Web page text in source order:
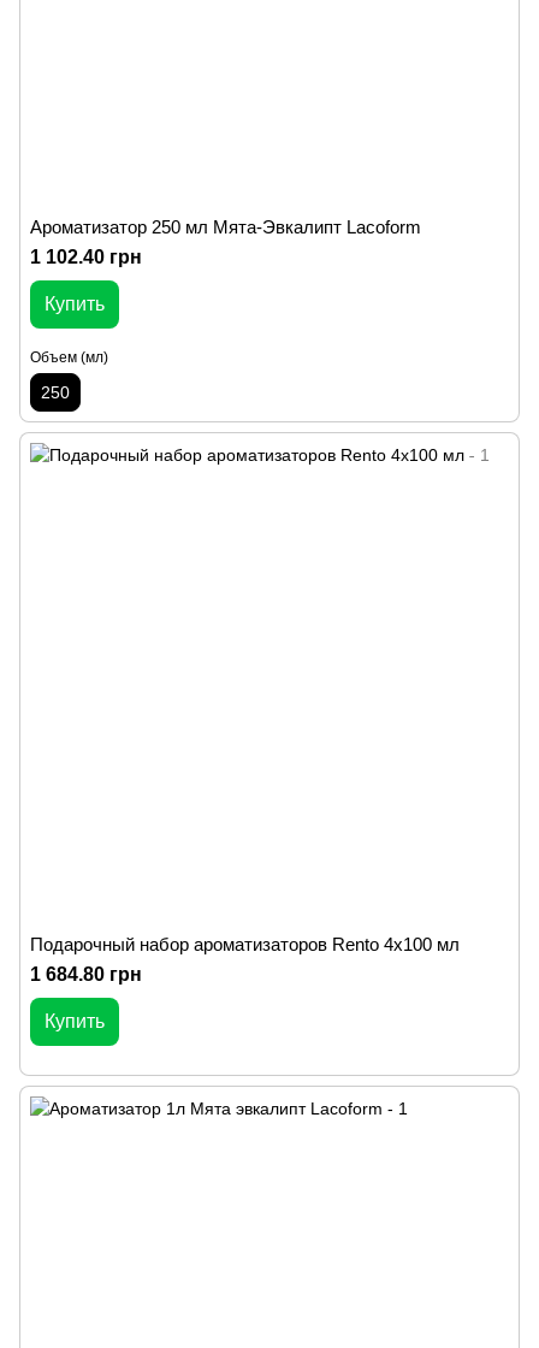
Ароматизатор 250 мл Мята-Эвкалипт Lacoform
1 102.40 грн
Купить
Объем (мл)
250
Подарочный набор ароматизаторов Rento 4х100 мл
1 684.80 грн
Купить